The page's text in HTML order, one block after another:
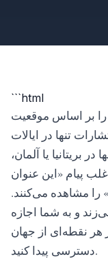
```html
بر اساس موقعیت
تنها در ایالات
بریتانیا یا آلمان،
پیام «این عنوان
مشاهده می‌کنند.
و به شما اجازه
هر نقطه‌ای از جهان
دسترسی پیدا کنید.